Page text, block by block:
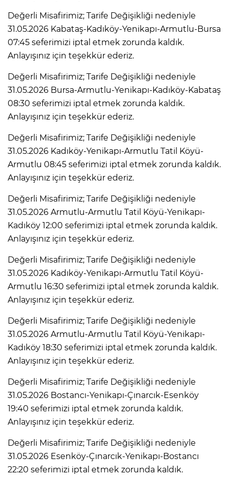
Değerli Misafirimiz; Tarife Değişikliği nedeniyle
31.05.2026 Kabataş-Kadıköy-Yenikapı-Armutlu-Bursa
07:45 seferimizi iptal etmek zorunda kaldık.
Anlayışınız için teşekkür ederiz.
Değerli Misafirimiz; Tarife Değişikliği nedeniyle
31.05.2026 Bursa-Armutlu-Yenikapı-Kadıköy-Kabataş
08:30 seferimizi iptal etmek zorunda kaldık.
Anlayışınız için teşekkür ederiz.
Değerli Misafirimiz; Tarife Değişikliği nedeniyle
31.05.2026 Kadıköy-Yenikapı-Armutlu Tatil Köyü-
Armutlu 08:45 seferimizi iptal etmek zorunda kaldık.
Anlayışınız için teşekkür ederiz.
Değerli Misafirimiz; Tarife Değişikliği nedeniyle
31.05.2026 Armutlu-Armutlu Tatil Köyü-Yenikapı-
Kadıköy 12:00 seferimizi iptal etmek zorunda kaldık.
Anlayışınız için teşekkür ederiz.
Değerli Misafirimiz; Tarife Değişikliği nedeniyle
31.05.2026 Kadıköy-Yenikapı-Armutlu Tatil Köyü-
Armutlu 16:30 seferimizi iptal etmek zorunda kaldık.
Anlayışınız için teşekkür ederiz.
Değerli Misafirimiz; Tarife Değişikliği nedeniyle
31.05.2026 Armutlu-Armutlu Tatil Köyü-Yenikapı-
Kadıköy 18:30 seferimizi iptal etmek zorunda kaldık.
Anlayışınız için teşekkür ederiz.
Değerli Misafirimiz; Tarife Değişikliği nedeniyle
31.05.2026 Bostancı-Yenikapı-Çınarcık-Esenköy
19:40 seferimizi iptal etmek zorunda kaldık.
Anlayışınız için teşekkür ederiz.
Değerli Misafirimiz; Tarife Değişikliği nedeniyle
31.05.2026 Esenköy-Çınarcık-Yenikapı-Bostancı
22:20 seferimizi iptal etmek zorunda kaldık.